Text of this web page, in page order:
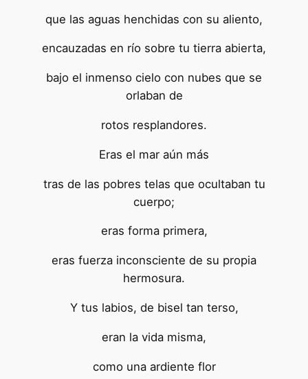
que las aguas henchidas con su aliento,
encauzadas en río sobre tu tierra abierta,
bajo el inmenso cielo con nubes que se
orlaban de
rotos resplandores.
Eras el mar aún más
tras de las pobres telas que ocultaban tu
cuerpo;
eras forma primera,
eras fuerza inconsciente de su propia
hermosura.
Y tus labios, de bisel tan terso,
eran la vida misma,
como una ardiente flor